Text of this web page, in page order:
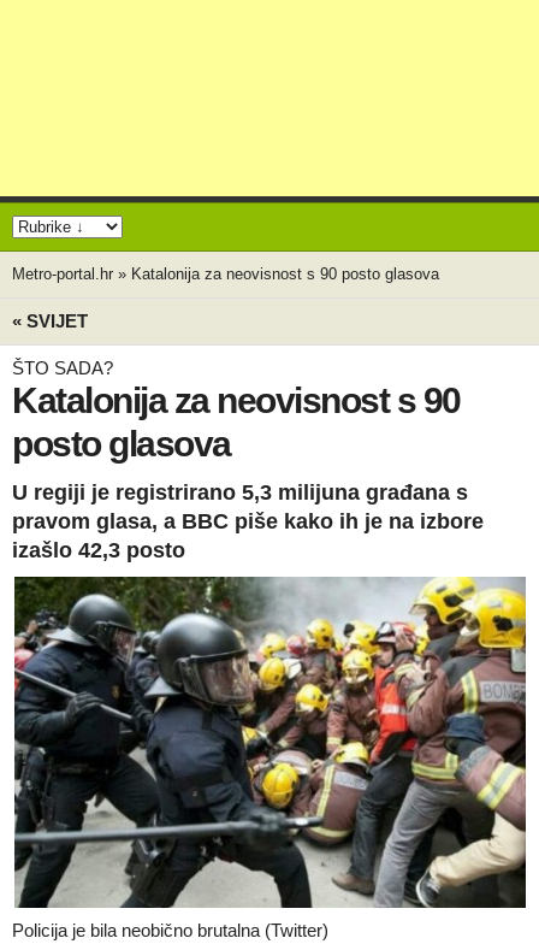
Metro-portal.hr » Katalonija za neovisnost s 90 posto glasova
« SVIJET
ŠTO SADA?
Katalonija za neovisnost s 90
posto glasova
U regiji je registrirano 5,3 milijuna građana s
pravom glasa, a BBC piše kako ih je na izbore
izašlo 42,3 posto
Policija je bila neobično brutalna (Twitter)